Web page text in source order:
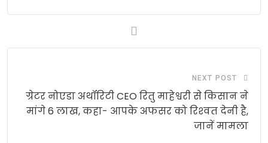
NEXT POST
ग्रेटर नोएडा अथॉरिटी CEO रितु माहेश्वरी से किसान ने
मांगे 6 लाख, कहा- आपके अफसर को रिश्‍वत देनी है,
जानें मामला